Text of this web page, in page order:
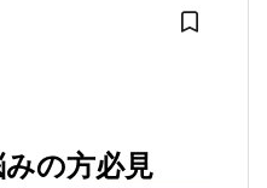
の方必見